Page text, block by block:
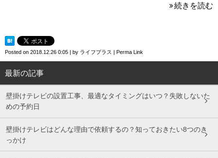
続きを読む
Posted on 2018.12.26 0:05 | by ライフプラス | Perma Link
最新の記事
壁掛けテレビの設置工事、最適なタイミングはいつ？失敗しないた
めの予約日
壁掛けテレビはどんな理由で依頼するの？知っておきたい8つのき
っかけ